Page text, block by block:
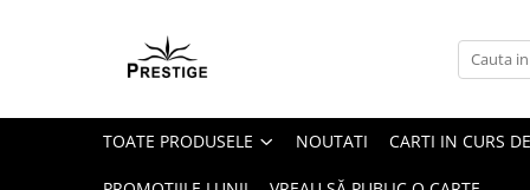
Toate Produsele
TOATE PRODUSELE NOUTATI CARTI IN CURS